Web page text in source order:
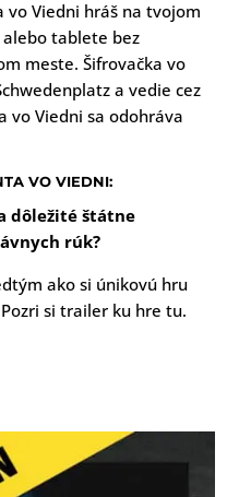
vo Viedni hráš na tvojom
tablete bez
meste. Šifrovačka vo
a vedie cez
vo Viedni sa odohráva
VO VIEDNI:
dôležité štátne
rúk?
ako si únikovú hru
si trailer ku hre tu.